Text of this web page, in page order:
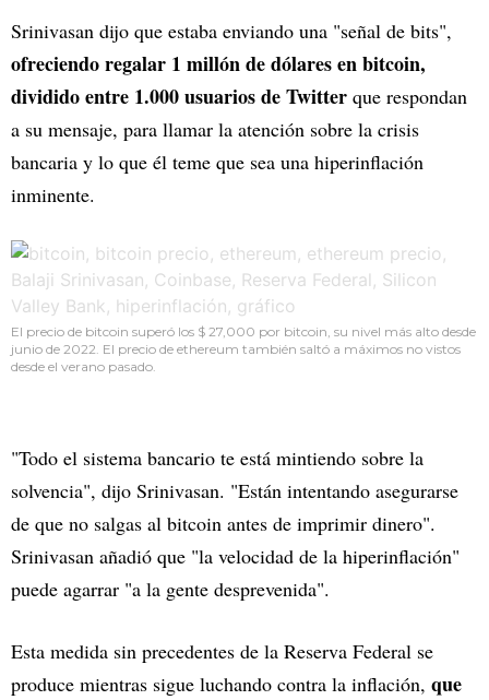
Srinivasan dijo que estaba enviando una "señal de bits",
ofreciendo regalar 1 millón de dólares en bitcoin,
dividido entre 1.000 usuarios de Twitter que respondan
a su mensaje, para llamar la atención sobre la crisis
bancaria y lo que él teme que sea una hiperinflación
inminente.
El precio de bitcoin superó los $ 27,000 por bitcoin, su nivel más alto desde
junio de 2022. El precio de ethereum también saltó a máximos no vistos
desde el verano pasado.
"Todo el sistema bancario te está mintiendo sobre la
solvencia", dijo Srinivasan. "Están intentando asegurarse
de que no salgas al bitcoin antes de imprimir dinero".
Srinivasan añadió que "la velocidad de la hiperinflación"
puede agarrar "a la gente desprevenida".
Esta medida sin precedentes de la Reserva Federal se
produce mientras sigue luchando contra la inflación, que